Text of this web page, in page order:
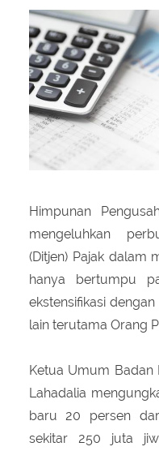
Peraturan
Infografis
About Us
Q & A Pajak
Kontak Kami
Sitemap
Himpunan
mengeluhkan
(Ditjen) Pajak dalam
hanya bertumpu
ekstensifikasi
lain terutama Orang
Ketua Umum Badan
Lahadalia
baru 20 persen
sekitar 250 juta